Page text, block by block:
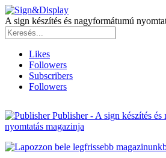
A sign készítés és nagyformátumú
Likes
Followers
Subscribers
Followers
Publisher - A sign készítés és
nyomtatás magazinja